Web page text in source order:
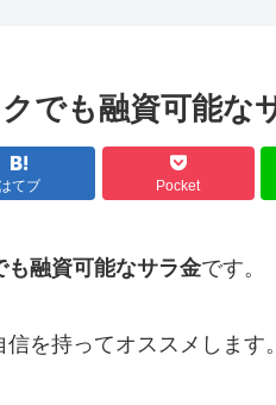
でも融資可能な
てブ Pocket
融資可能なサラ金です。
を持ってオススメします。